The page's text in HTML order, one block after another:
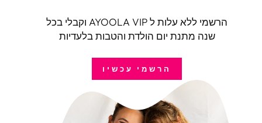
הרשמי ללא עלות ל AYOOLA VIP וקבלי בכל
שנה מתנת יום הולדת והטבות בלעדיות
הרשמי עכשיו